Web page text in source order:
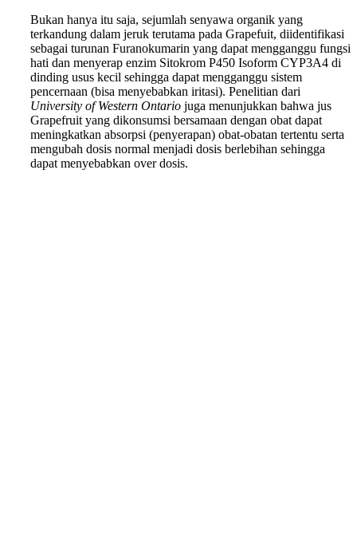
Bukan hanya itu saja, sejumlah senyawa organik yang
terkandung dalam jeruk terutama pada Grapefuit, diidentifikasi
sebagai turunan Furanokumarin yang dapat mengganggu fungsi
hati dan menyerap enzim Sitokrom P450 Isoform CYP3A4 di
dinding usus kecil sehingga dapat mengganggu sistem
pencernaan (bisa menyebabkan iritasi). Penelitian dari
University of Western Ontario juga menunjukkan bahwa jus
Grapefruit yang dikonsumsi bersamaan dengan obat dapat
meningkatkan absorpsi (penyerapan) obat-obatan tertentu serta
mengubah dosis normal menjadi dosis berlebihan sehingga
dapat menyebabkan over dosis.